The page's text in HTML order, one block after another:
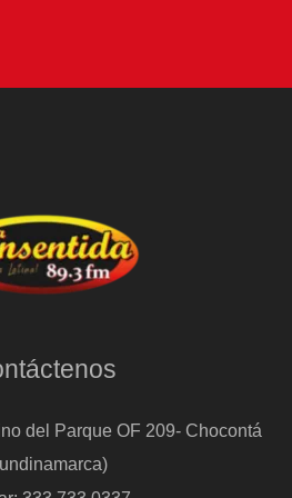
del Parque OF 209- Chocontá